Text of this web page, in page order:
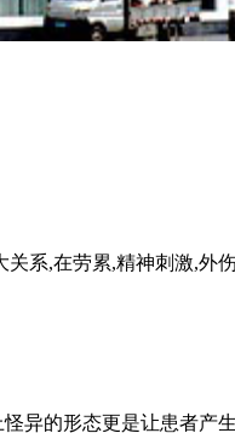
系,在劳累,精神刺激,外
异的形态更是让患者产